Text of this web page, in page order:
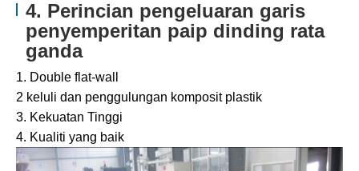
4. Perincian pengeluaran garis
penyemperitan paip dinding rata
ganda
1. Double flat-wall
2 keluli dan penggulungan komposit plastik
3. Kekuatan Tinggi
4. Kualiti yang baik